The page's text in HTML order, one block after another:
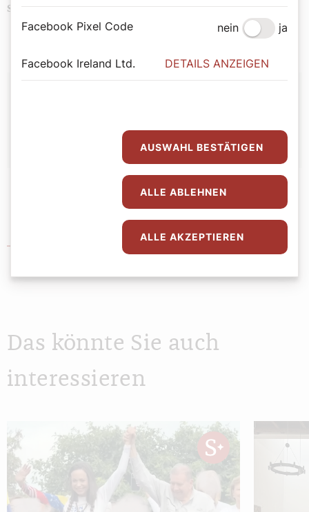
Schlagwörter Politik Religion
Autor:
Das könnte Sie auch
interessieren
Facebook Pixel Code nein ja
Facebook Ireland Ltd. DETAILS ANZEIGEN
AUSWAHL BESTÄTIGEN
ALLE ABLEHNEN
ALLE AKZEPTIEREN